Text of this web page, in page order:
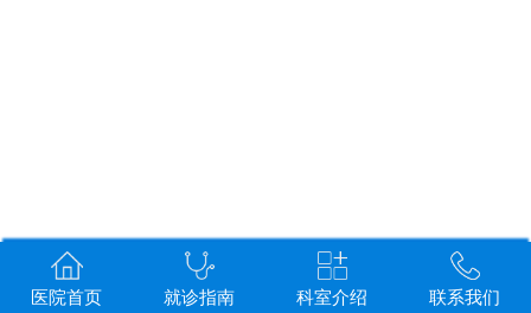
医院首页 就诊指南 科室介绍 联系我们